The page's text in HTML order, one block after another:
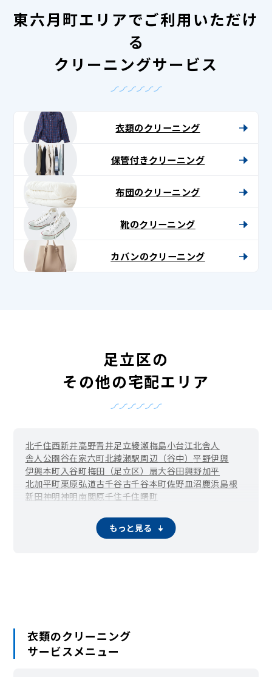
東六月町エリアでご利用いただけ
る
クリーニングサービス
衣類のクリーニング
保管付きクリーニング
布団のクリーニング
靴のクリーニング
カバンのクリーニング
足立区の
その他の宅配エリア
北千住西新井高野青井足立綾瀬梅島小台江北舎人
舎人公園谷在家六町北綾瀬駅周辺（谷中）平野伊興
伊興本町入谷町梅田（足立区） 扇大谷田興野加平
北加平町栗原弘道古千谷古千谷本町佐野皿沼鹿浜島根
新田神明神明南関原千住千住曙町
千住関屋町千住龍田町
千住橋戸町 千住緑町千住宮元町
もっと見る
衣類のクリーニング
サービスメニュー